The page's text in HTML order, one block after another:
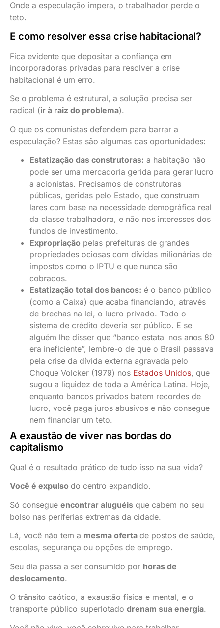
Onde a especulação impera, o trabalhador perde o
teto.
E como resolver essa crise habitacional?
Fica evidente que depositar a confiança em
incorporadoras privadas para resolver a crise
habitacional é um erro.
Se o problema é estrutural, a solução precisa ser
radical (ir à raiz do problema).
O que os comunistas defendem para barrar a
especulação? Estas são algumas das oportunidades:
Estatização das construtoras: a habitação não
pode ser uma mercadoria gerida para gerar lucro
a acionistas. Precisamos de construtoras
públicas, geridas pelo Estado, que construam
lares com base na necessidade demográfica real
da classe trabalhadora, e não nos interesses dos
fundos de investimento.
Expropriação pelas prefeituras de grandes
propriedades ociosas com dívidas milionárias de
impostos como o IPTU e que nunca são
cobrados.
Estatização total dos bancos: é o banco público
(como a Caixa) que acaba financiando, através
de brechas na lei, o lucro privado. Todo o
sistema de crédito deveria ser público. E se
alguém lhe disser que “banco estatal nos anos 80
era ineficiente”, lembre-o de que o Brasil passava
pela crise da dívida externa agravada pelo
Choque Volcker (1979) nos Estados Unidos, que
sugou a liquidez de toda a América Latina. Hoje,
enquanto bancos privados batem recordes de
lucro, você paga juros abusivos e não consegue
nem financiar um teto.
A exaustão de viver nas bordas do
capitalismo
Qual é o resultado prático de tudo isso na sua vida?
Você é expulso do centro expandido.
Só consegue encontrar aluguéis que cabem no seu
bolso nas periferias extremas da cidade.
Lá, você não tem a mesma oferta de postos de saúde,
escolas, segurança ou opções de emprego.
Seu dia passa a ser consumido por horas de
deslocamento.
O trânsito caótico, a exaustão física e mental, e o
transporte público superlotado drenam sua energia.